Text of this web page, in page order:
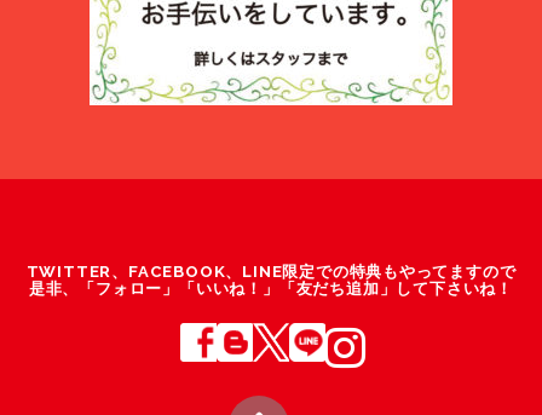
TWITTER、FACEBOOK、LINE限定での特典もやってますので
是非、「フォロー」「いいね！」「友だち追加」して下さいね！